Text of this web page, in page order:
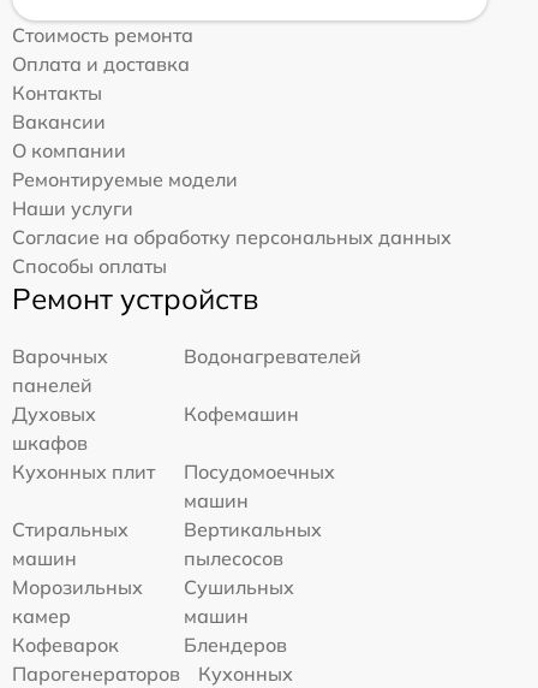
Стоимость ремонта
Оплата и доставка
Контакты
Вакансии
О компании
Ремонтируемые модели
Наши услуги
Согласие на обработку персональных данных
Способы оплаты
Ремонт устройств
Варочных
панелей
Водонагревателей
Духовых
шкафов
Кофемашин
Кухонных плит
Посудомоечных
машин
Стиральных
машин
Вертикальных
пылесосов
Морозильных
камер
Сушильных
машин
Кофеварок
Блендеров
Парогенераторов
Кухонных